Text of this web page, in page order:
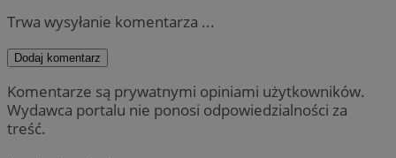
Trwa wysyłanie komentarza ...
Dodaj komentarz
Komentarze są prywatnymi opiniami użytkowników.
Wydawca portalu nie ponosi odpowiedzialności za
treść.